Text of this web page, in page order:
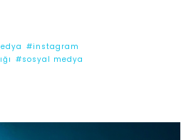
#instagram
#sosyal medya